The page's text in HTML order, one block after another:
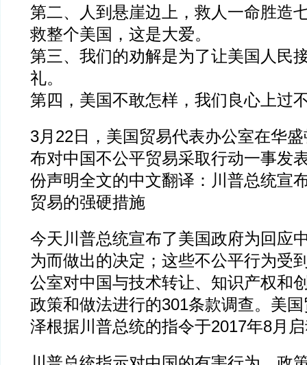
第二、人到悬崖边上，救人一命胜造
救整个美国，这是大爱。
第三、我们的劝解是为了让美国人民
礼。
第四，美国不敢怎样，我们良心上过
3月22日，美国贸易代表办公室在华
布对中国不公平贸易采取行动一事发
份声明全文的中文翻译：川普总统宣
贸易的强硬措施
今天川普总统宣布了美国政府为回应
为而做出的决定；这些不公平行为受
公室对中国与技术转让、知识产权和
政策和做法进行的301条款调查。美
泽根据川普总统的指令于2017年8月